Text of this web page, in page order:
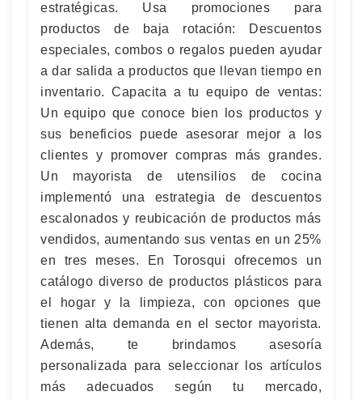
estratégicas. Usa promociones para
productos de baja rotación: Descuentos
especiales, combos o regalos pueden ayudar
a dar salida a productos que llevan tiempo en
inventario. Capacita a tu equipo de ventas:
Un equipo que conoce bien los productos y
sus beneficios puede asesorar mejor a los
clientes y promover compras más grandes.
Un mayorista de utensilios de cocina
implementó una estrategia de descuentos
escalonados y reubicación de productos más
vendidos, aumentando sus ventas en un 25%
en tres meses. En Torosqui ofrecemos un
catálogo diverso de productos plásticos para
el hogar y la limpieza, con opciones que
tienen alta demanda en el sector mayorista.
Además, te brindamos asesoría
personalizada para seleccionar los artículos
más adecuados según tu mercado,